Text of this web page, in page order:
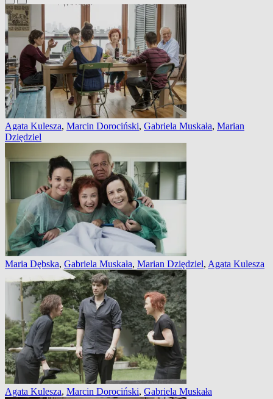
Agata Kulesza, Marcin Dorociński, Gabriela Muskała, Marian
Dziędziel
Maria Dębska, Gabriela Muskała, Marian Dziędziel, Agata Kulesza
Agata Kulesza, Marcin Dorociński, Gabriela Muskała